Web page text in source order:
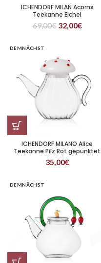
ICHENDORF MILAN Acorns
Teekanne Eichel
69,00€ 32,00€
DEMNÄCHST
ICHENDORF MILANO Alice
Teekanne Pilz Rot gepunktet
35,00€
DEMNÄCHST